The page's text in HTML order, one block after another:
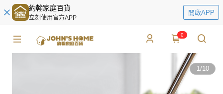
約翰家庭百貨
立刻使用官方APP
開啟APP
0
1/10